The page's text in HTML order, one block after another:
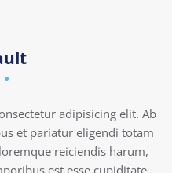
adipisicing elit. Ab
et pariatur eligendi totam
reiciendis harum,
est esse cupiditate.